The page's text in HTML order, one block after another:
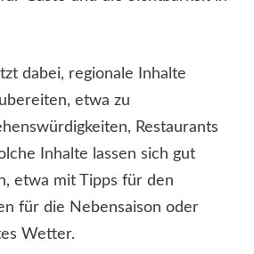
dabei, regionale Inhalte
etwa zu
Restaurants
Inhalte lassen sich gut
etwa mit Tipps für den
für die Nebensaison oder
Wetter.